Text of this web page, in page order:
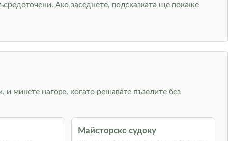
Ако заседнете, подсказката ще покаже
и минете нагоре, когато решавате пъзелите без
Майсторско судоку